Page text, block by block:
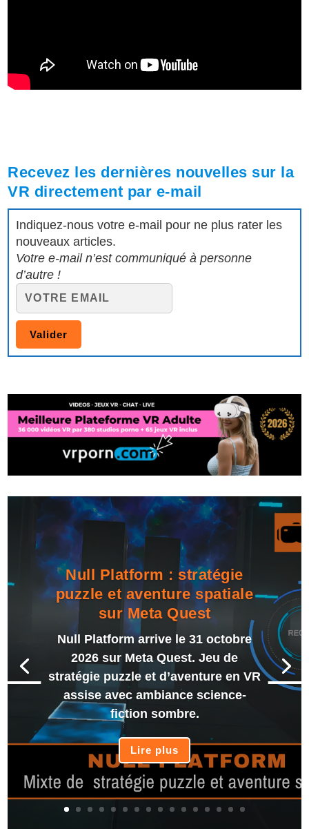
Recevez les dernières nouvelles sur la
VR directement par e-mail
Indiquez-nous votre e-mail pour ne plus rater les
nouveaux articles.
Votre e-mail n’est communiqué à personne
d’autre !
Null Platform : stratégie
puzzle et aventure spatiale
sur Meta Quest
Null Platform arrive le 31 octobre
2026 sur Meta Quest. Jeu de
stratégie puzzle et d’aventure en VR
assise avec ambiance science-
fiction sombre.
Lire plus